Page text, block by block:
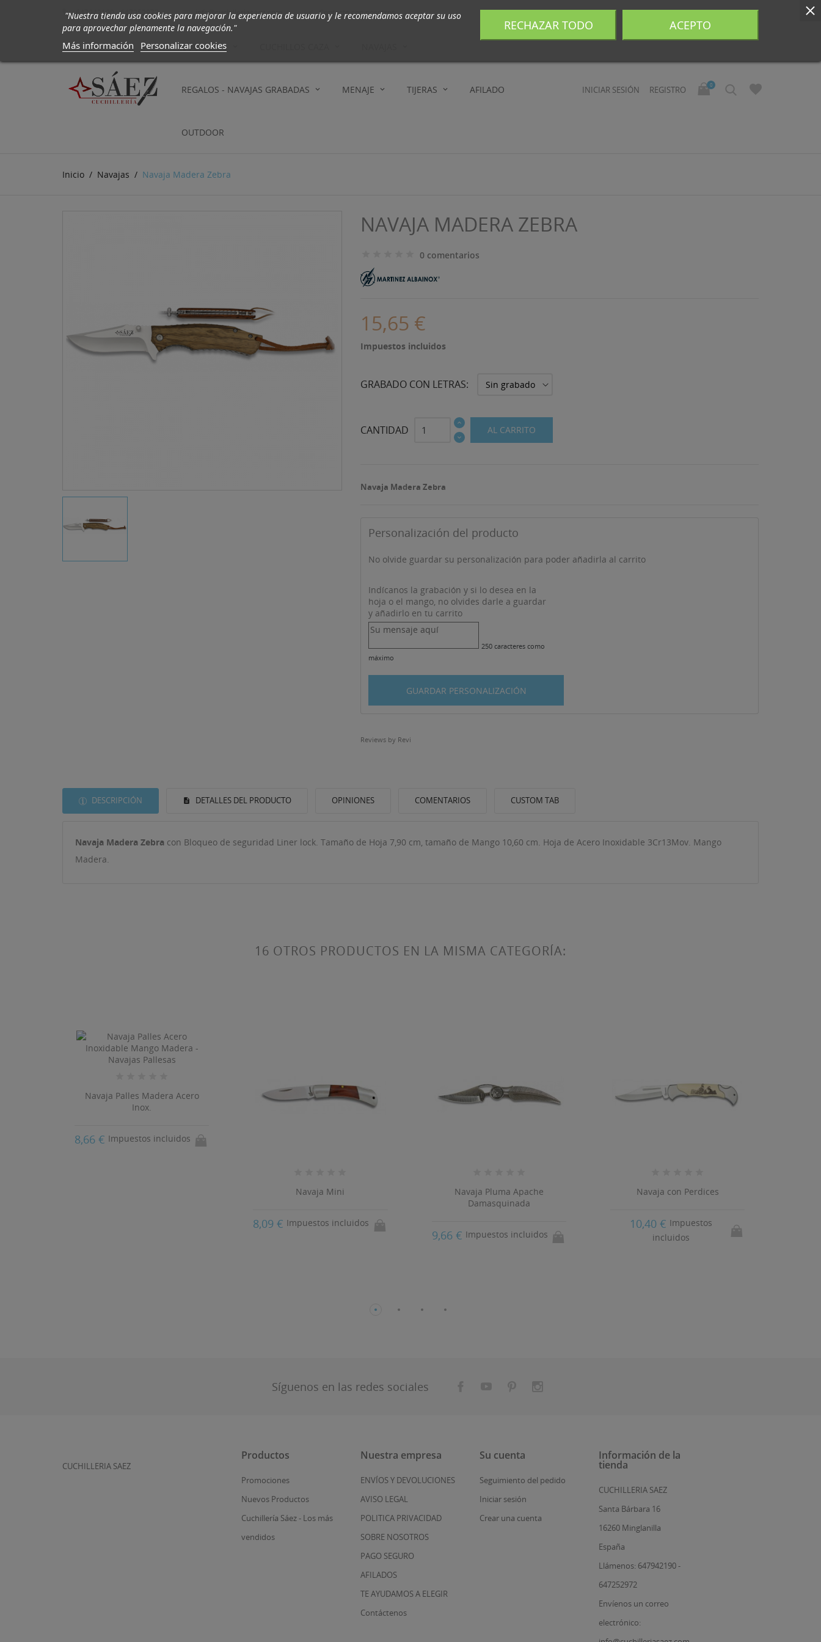
647942190 - 647252972  info@cuchilleriasaez.com  Contacte con nosotros
CUCHILLOS
REGALOS - NAVAJAS GRABADAS MENAJE TIJERAS AFILADO
OUTDOOR
INICIAR SESIÓN REGISTRO
0
Inicio Navajas Navaja Madera Zebra
NAVAJA MADERA ZEBRA
0 comentarios
15,65 €
Impuestos incluidos
GRABADO CON LETRAS:
CANTIDAD AL CARRITO
Navaja Madera Zebra
Personalización del producto
No olvide guardar su personalización para poder añadirla al carrito
Indícanos la grabación y si lo desea en la
hoja o el mango, no olvides darle a guardar
y añadirlo en tu carrito
250 caracteres como
máximo
GUARDAR PERSONALIZACIÓN
Reviews by Revi
DESCRIPCIÓN DETALLES DEL PRODUCTO OPINIONES COMENTARIOS CUSTOM TAB
Navaja Madera Zebra con Bloqueo de seguridad Liner lock. Tamaño de Hoja 7,90 cm, tamaño de Mango 10,60 cm. Hoja de Acero Inoxidable 3Cr13Mov. Mango
Madera.
16 OTROS PRODUCTOS EN LA MISMA CATEGORÍA:
Navaja Palles Madera Acero
Inox.
8,66 € Impuestos incluidos
Navaja Mini
8,09 € Impuestos incluidos
Navaja Pluma Apache
Damasquinada
9,66 € Impuestos incluidos
Navaja con Perdices
10,40 € Impuestos
incluidos
Síguenos en las redes sociales
"Nuestra tienda usa cookies para mejorar la experiencia de usuario y le recomendamos aceptar su uso
para aprovechar plenamente la navegación."
Más información Personalizar cookies
RECHAZAR TODO ACEPTO
CUCHILLERIA SAEZ
Productos
Promociones
Nuevos Productos
Cuchillería Sáez - Los más
vendidos
Nuestra empresa
ENVÍOS Y DEVOLUCIONES
AVISO LEGAL
POLITICA PRIVACIDAD
SOBRE NOSOTROS
PAGO SEGURO
AFILADOS
TE AYUDAMOS A ELEGIR
Contáctenos
Su cuenta
Seguimiento del pedido
Iniciar sesión
Crear una cuenta
Información de la
tienda
CUCHILLERIA SAEZ
Santa Bárbara 16
16260 Minglanilla
España
Llámenos: 647942190 -
647252972
Envíenos un correo
electrónico:
((TITLE))
((CANCELTEXT)) ((CREATETEXT))